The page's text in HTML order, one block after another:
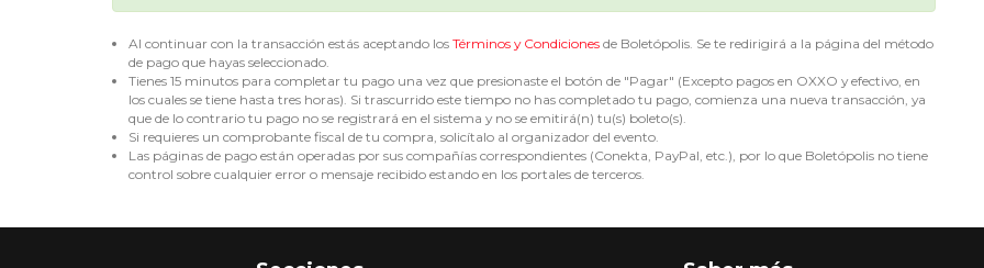
Al continuar con la transacción estás aceptando los Términos y Condiciones de Boletópolis. Se te redirigirá a la página del método
de pago que hayas seleccionado.
Tienes 15 minutos para completar tu pago una vez que presionaste el botón de "Pagar" (Excepto pagos en OXXO y efectivo, en
los cuales se tiene hasta tres horas). Si trascurrido este tiempo no has completado tu pago, comienza una nueva transacción, ya
que de lo contrario tu pago no se registrará en el sistema y no se emitirá(n) tu(s) boleto(s).
Si requieres un comprobante fiscal de tu compra, solicítalo al organizador del evento.
Las páginas de pago están operadas por sus compañías correspondientes (Conekta, PayPal, etc.), por lo que Boletópolis no tiene
control sobre cualquier error o mensaje recibido estando en los portales de terceros.